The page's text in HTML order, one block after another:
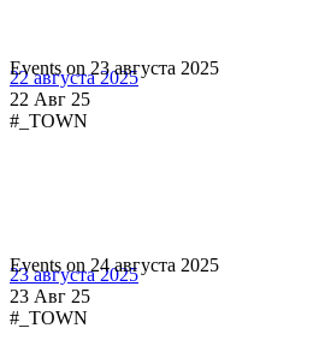
22 августа 2025
22 Авг 25
#_TOWN
Events on 23 августа 2025
23 августа 2025
23 Авг 25
#_TOWN
Events on 24 августа 2025